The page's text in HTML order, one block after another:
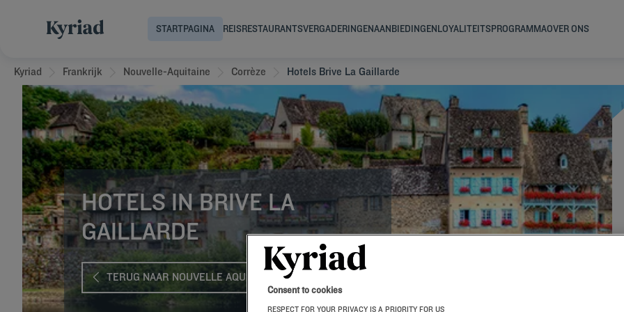
STARTPAGINA REISRESTAURANTSVERGADERINGENAANBIEDINGENLOYALITEITSPROGRAMMAOVER ONS
Kyriad Frankrijk Nouvelle-Aquitaine Corrèze Hotels Brive La Gaillarde
HOTELS IN BRIVE LA
GAILLARDE
TERUG NAAR NOUVELLE AQUITAINE
Consent to cookies
RESPECT FOR YOUR PRIVACY IS A PRIORITY FOR US